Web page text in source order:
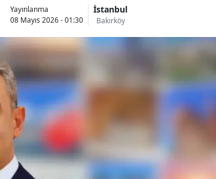
Yayınlanma
08 Mayıs 2026 - 01:30
İstanbul
Bakırköy